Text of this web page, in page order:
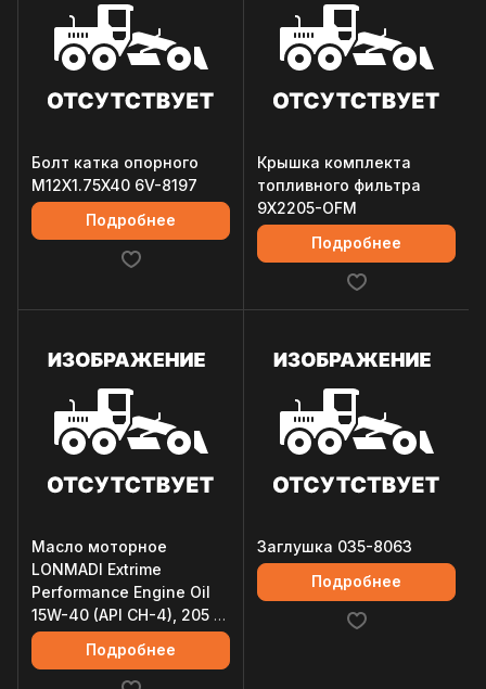
Болт катка опорного
M12X1.75X40 6V-8197
Подробнее
Крышка комплекта
топливного фильтра
9X2205-OFM
Подробнее
Масло моторное
LONMADI Extrime
Performance Engine Oil
15W-40 (API CH-4), 205 л.
LM4001/1803R
Подробнее
Заглушка 035-8063
Подробнее